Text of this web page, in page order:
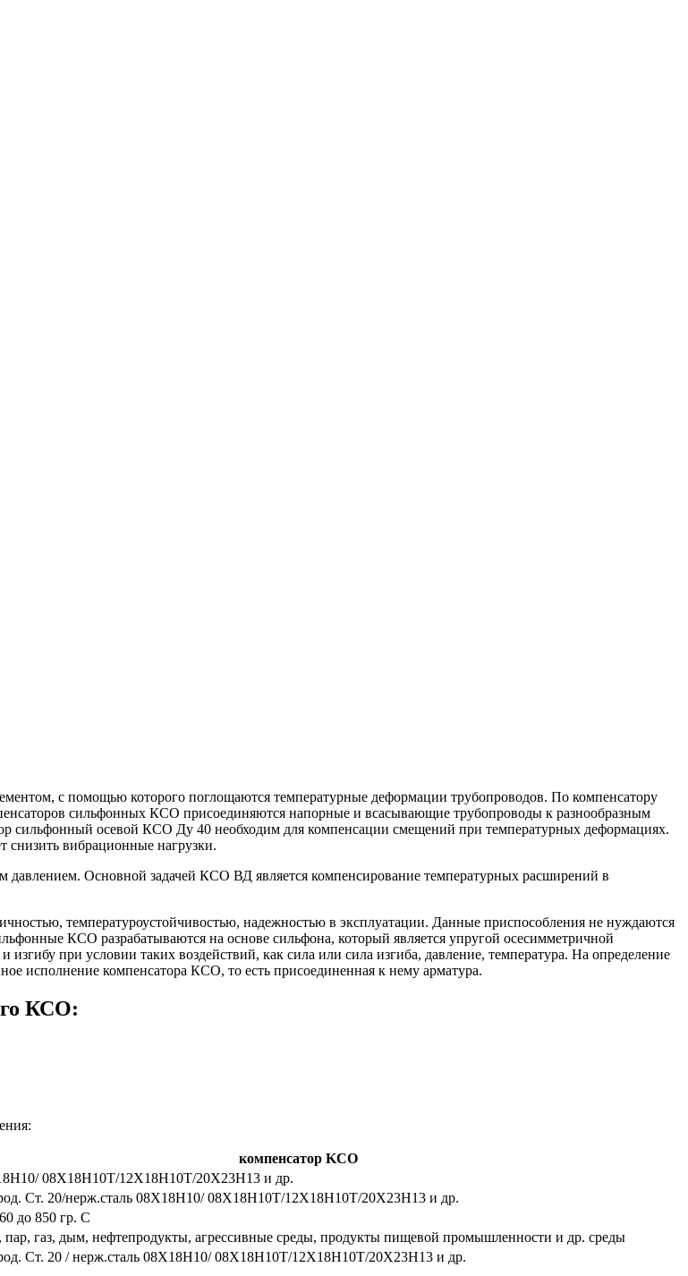
с помощью которого поглощаются температурные деформации трубопроводов. По компенсатору
сильфонных КСО присоединяются напорные и всасывающие трубопроводы к разнообразным
сильфонный осевой КСО Ду 40 необходим для компенсации смещений при температурных деформациях.
снизить вибрационные нагрузки.
Основной задачей КСО ВД является компенсирование температурных расширений в
температуроустойчивостью, надежностью в эксплуатации. Данные приспособления не нуждаются
КСО разрабатываются на основе сильфона, который является упругой осесимметричной
при условии таких воздействий, как сила или сила изгиба, давление, температура. На определение
исполнение компенсатора КСО, то есть присоединенная к нему арматура.
КСО:
компенсатор KСО
08Х18Н10Т/12Х18Н10Т/20Х23Н13 и др.
Ст. 20/нерж.сталь 08Х18Н10/ 08Х18Н10Т/12Х18Н10Т/20Х23Н13 и др.
до 850 гр. С
пар, газ, дым, нефтепродукты, агрессивные среды, продукты пищевой промышленности и др. среды
Ст. 20 / нерж.сталь 08Х18Н10/ 08Х18Н10Т/12Х18Н10Т/20Х23Н13 и др.